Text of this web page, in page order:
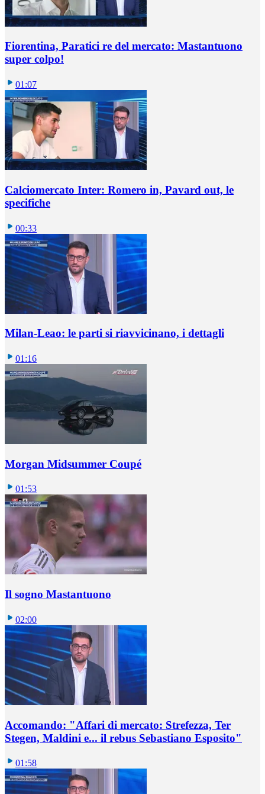
Fiorentina, Paratici re del mercato: Mastantuono
super colpo!
01:07
Calciomercato Inter: Romero in, Pavard out, le
specifiche
00:33
Milan-Leao: le parti si riavvicinano, i dettagli
01:16
Morgan Midsummer Coupé
01:53
Il sogno Mastantuono
02:00
Accomando: "Affari di mercato: Strefezza, Ter
Stegen, Maldini e... il rebus Sebastiano Esposito"
01:58